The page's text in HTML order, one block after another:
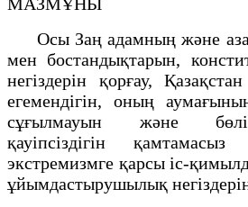
Осы Заң адамның және
мен бостандықтарын,
негiздерiн қорғау,
егемендiгiн, оның
сұғылмауын және
қауiпсiздігін
экстремизмге қарсы iс-
ұйымдастырушылық